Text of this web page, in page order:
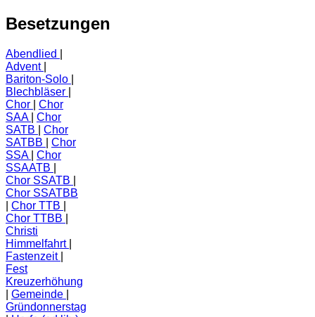
Besetzungen
Abendlied
Advent
Bariton-Solo
Blechbläser
Chor
Chor
SAA
Chor
SATB
Chor
SATBB
Chor
SSA
Chor
SSAATB
Chor SSATB
Chor SSATBB
Chor TTB
Chor TTBB
Christi
Himmelfahrt
Fastenzeit
Fest
Kreuzerhöhung
Gemeinde
Gründonnerstag